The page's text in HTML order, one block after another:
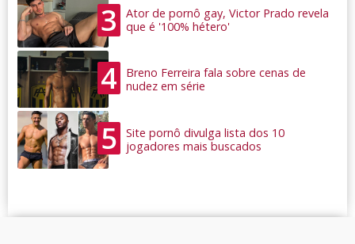
3
Ator de pornô gay, Victor Prado revela
que é '100% hétero'
4
Breno Ferreira fala sobre cenas de
nudez em série
5
Site pornô divulga lista dos 10
jogadores mais buscados